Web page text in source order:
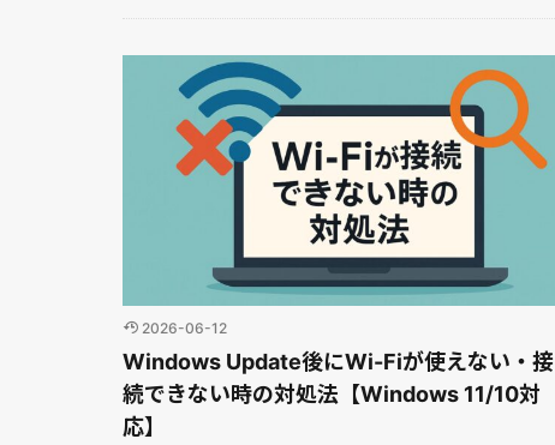
2026-06-12
Windows Update後にWi-Fiが使えない・接
続できない時の対処法【Windows 11/10対
応】